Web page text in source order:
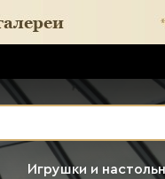
Игрушки и